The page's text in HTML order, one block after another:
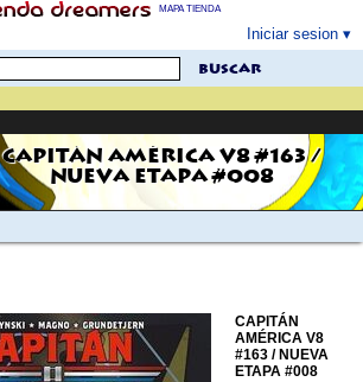
MAPA TIENDA
Iniciar sesion
buscar
CAPITÁN AMÉRICA V8 #163 /
NUEVA ETAPA #008
CAPITÁN
AMÉRICA V8
#163 / NUEVA
ETAPA #008